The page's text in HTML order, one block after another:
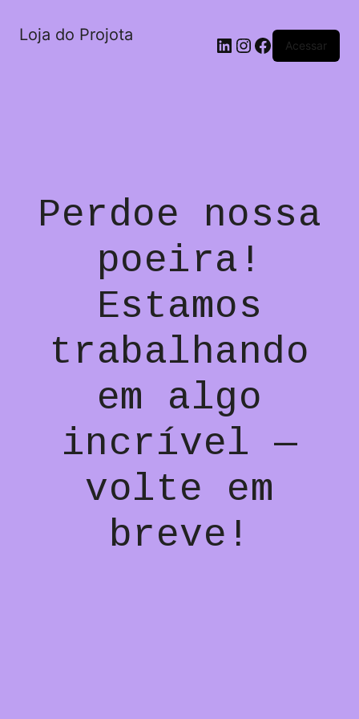
Loja do Projota LinkedIn
Instagram
Facebook
Acessar
Perdoe nossa
poeira!
Estamos
trabalhando
em algo
incrível —
volte em
breve!